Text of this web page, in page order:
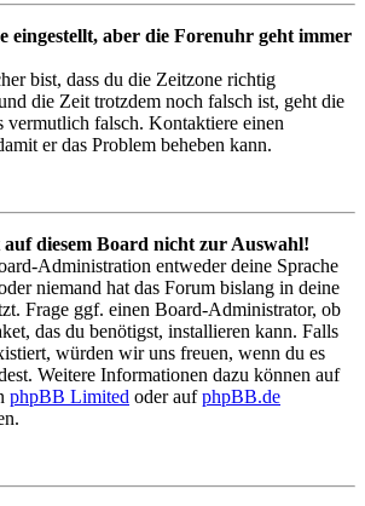
eingestellt, aber die Forenuhr geht immer
bist, dass du die Zeitzone richtig
die Zeit trotzdem noch falsch ist, geht die
vermutlich falsch. Kontaktiere einen
er das Problem beheben kann.
auf diesem Board nicht zur Auswahl!
Administration entweder deine Sprache
niemand hat das Forum bislang in deine
Frage ggf. einen Board-Administrator, ob
das du benötigst, installieren kann. Falls
würden wir uns freuen, wenn du es
Weitere Informationen dazu können auf
phpBB Limited oder aufphpBB.de